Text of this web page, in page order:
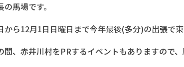
の馬場です。
から12月1日日曜日まで今年最後(多分)の出張で東
間、赤井川村をPRするイベントもありますので、